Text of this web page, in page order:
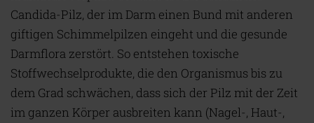
Candida-Pilz, der im Darm einen Bund mit anderen
giftigen Schimmelpilzen eingeht und die gesunde
Darmflora zerstört. So entstehen toxische
Stoffwechselprodukte, die den Organismus bis zu
dem Grad schwächen, dass sich der Pilz mit der Zeit
im ganzen Körper ausbreiten kann (Nagel-, Haut-,